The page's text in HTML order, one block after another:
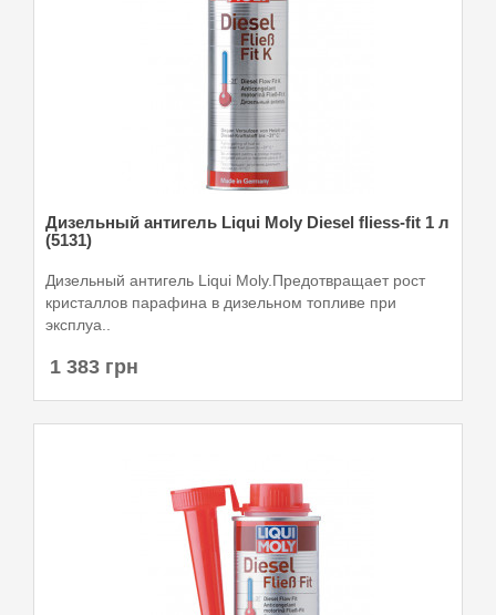
Дизельный антигель Liqui Moly Diesel fliess-fit 1 л
(5131)
Дизельный антигель Liqui Moly.Предотвращает рост
кристаллов парафина в дизельном топливе при
эксплуа..
1 383 грн